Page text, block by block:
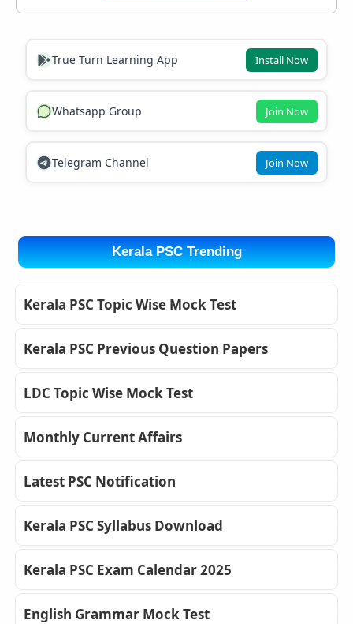
True Turn Learning App Install Now
Whatsapp Group Join Now
Telegram Channel Join Now
Kerala PSC Trending
Kerala PSC Topic Wise Mock Test
Kerala PSC Previous Question Papers
LDC Topic Wise Mock Test
Monthly Current Affairs
Latest PSC Notification
Kerala PSC Syllabus Download
Kerala PSC Exam Calendar 2025
English Grammar Mock Test